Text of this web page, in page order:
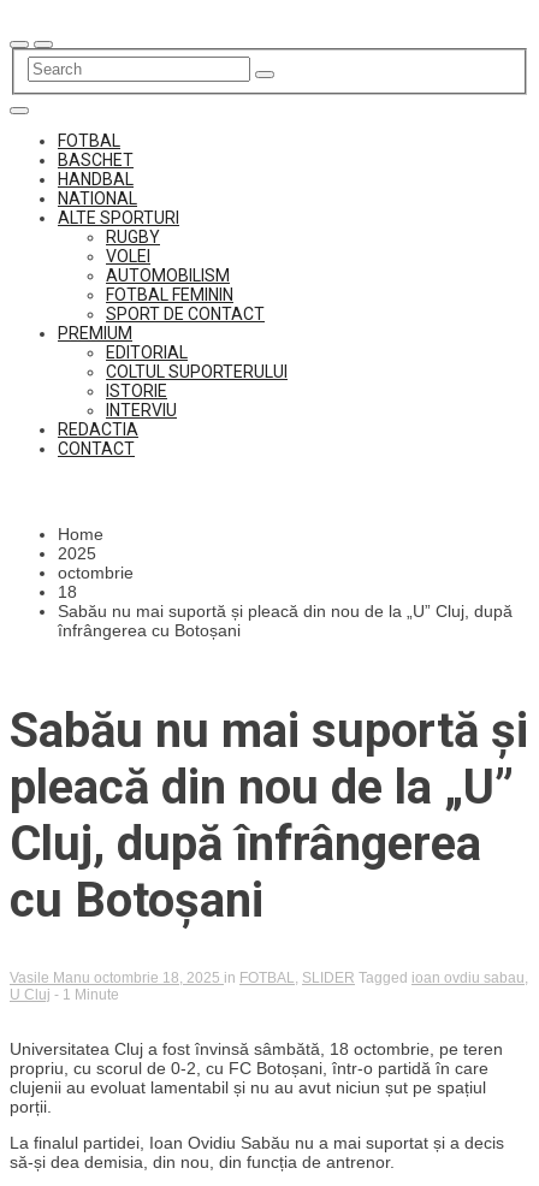
to
content
FOTBAL
BASCHET
HANDBAL
NATIONAL
ALTE SPORTURI
RUGBY
VOLEI
AUTOMOBILISM
FOTBAL FEMININ
SPORT DE CONTACT
PREMIUM
EDITORIAL
COLTUL SUPORTERULUI
ISTORIE
INTERVIU
REDACTIA
CONTACT
Home
2025
octombrie
18
Sabău nu mai suportă și pleacă din nou de la „U” Cluj, după
înfrângerea cu Botoșani
Sabău nu mai suportă și
pleacă din nou de la „U”
Cluj, după înfrângerea
cu Botoșani
Vasile Manu octombrie 18, 2025 in FOTBAL SLIDER Tagged ioan ovdiu sabau
U Cluj - 1 Minute
Universitatea Cluj a fost învinsă sâmbătă, 18 octombrie, pe teren
propriu, cu scorul de 0-2, cu FC Botoșani, într-o partidă în care
clujenii au evoluat lamentabil și nu au avut niciun șut pe spațiul
porții.
La finalul partidei, Ioan Ovidiu Sabău nu a mai suportat și a decis
să-și dea demisia, din nou, din funcția de antrenor.